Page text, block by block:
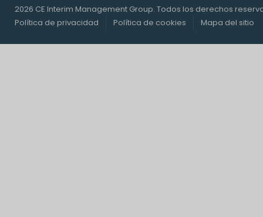
2026 CE Interim Management Group. Todos los derechos
Política de privacidad
Política de cookies Mapa del sitio